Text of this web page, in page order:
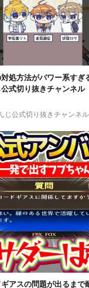
処方法がパワー系すぎ
式切り抜きチャンネ
じ公式切り抜きチャンネル
ギアスの問題が出るま